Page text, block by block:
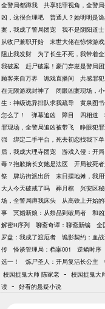
全警局都蹲我
共享犯罪视角，全警
凶，这很合理吧
普通人？她明明是
案，我成了警局团宠
我不是阴阳道士
从收尸兼职开始
末世大佬在惊悚游
阻止我发财
为了长生不死，我带着
我破案
赶尸破案！豪门弃崽是警局
顾客来自万界
诡戏直播间 共感罪
在无限游戏封神了
闭眼凶案现场，
生：神级诡异排队求我疏导
黄泉图
怎么了！
弹幕追凶 障目 四相道
罪现场，全警局追凶被带飞
睁眼犯
强
绑定二手平台，死去初恋找我下单
后，我成大理寺团宠
游戏入侵：开
毒？抱歉嫡长女她是法医
开局被死
祭
牌坊街派出所 末日摆地摊，我
大人今天破戒了吗
葬月棺 兴安区
场，全警局蹲我床头
从高铁上开始
事
冥婚新娘：从祭品到破局者 和
解密H序列
聊斋奇谭：聊斋新编 全
罗盘：我成了渡厄者
诡影契约：血
传
怪谈管理局：档案001 逆鳞时序
选一！
炼尸圣人：开局复活长公主
校园捉鬼大师 陈家老 - 校园捉鬼大
读 - 好看的悬疑小说